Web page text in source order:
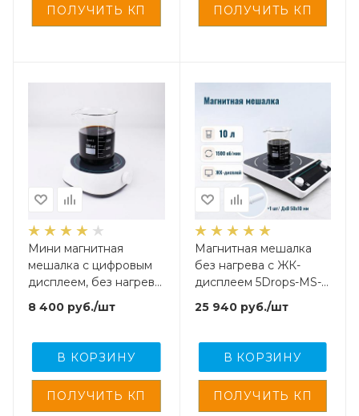
Мини магнитная
мешалка c цифровым
дисплеем, без нагрева
5Drops-MSS-2 на 2
литра
8 400 руб./шт
В КОРЗИНУ
Магнитная мешалка
без нагрева c ЖК-
дисплеем 5Drops-MS-
10 на 10 литров
25 940руб./шт
В КОРЗИНУ